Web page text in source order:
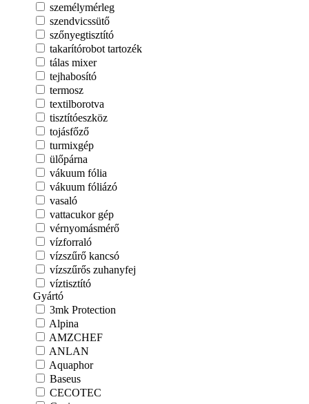
személymérleg
szendvicssütő
szőnyegtisztító
takarítórobot tartozék
tálas mixer
tejhabosító
termosz
textilborotva
tisztítóeszköz
tojásfőző
turmixgép
ülőpárna
vákuum fólia
vákuum fóliázó
vasaló
vattacukor gép
vérnyomásmérő
vízforraló
vízszűrő kancsó
vízszűrős zuhanyfej
víztisztító
Gyártó
3mk Protection
Alpina
AMZCHEF
ANLAN
Aquaphor
Baseus
CECOTEC